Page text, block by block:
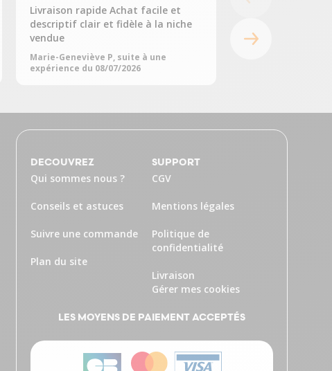
Livraison rapide Achat facile et
descriptif clair et fidèle à la niche
vendue
Marie-Geneviève P, suite à une
expérience du 08/07/2026
05/07/2026
DECOUVREZ
Qui sommes nous ?
Conseils et astuces
Suivre une commande
Plan du site
SUPPORT
CGV
Mentions légales
Politique de
confidentialité
Livraison
Gérer mes cookies
LES MOYENS DE PAIEMENT ACCEPTÉS